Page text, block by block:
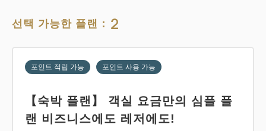
선택 가능한 플랜： 2
포인트 적립 가능 포인트 사용 가능
【숙박 플랜】 객실 요금만의 심플 플
랜 비즈니스에도 레저에도!